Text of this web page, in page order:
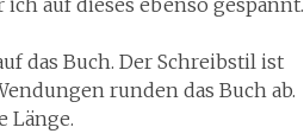
auf dieses ebenso gespannt.
das Buch. Der Schreibstil ist
runden das Buch ab.
Länge.